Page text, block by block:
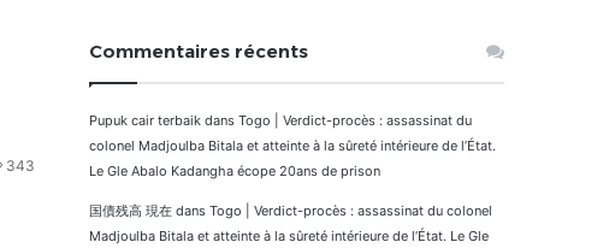
343
Commentaires récents
Pupuk cair terbaik dans Togo | Verdict-procès : assassinat du
colonel Madjoulba Bitala et atteinte à la sûreté intérieure de l’État.
Le Gle Abalo Kadangha écope 20ans de prison
国債残高 現在 dans Togo | Verdict-procès : assassinat du colonel
Madjoulba Bitala et atteinte à la sûreté intérieure de l’État. Le Gle